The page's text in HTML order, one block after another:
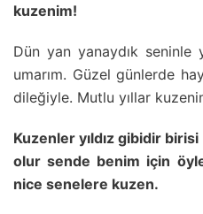
kuzenim!
Dün yan yanaydık seninle
umarım. Güzel günlerde
dileğiyle. Mutlu yıllar
Kuzenler yıldız gibidir
olur sende benim için
nice senelere kuzen.